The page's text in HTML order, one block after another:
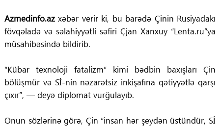
Azmedinfo.azxəbər verir ki, bu barədə Çinin Rusiyadakı
fövqəladə və səlahiyyətli səfiri Çjan Xanxuy “Lenta.ru”ya
müsahibəsində bildirib.
“Kübar texnoloji fatalizm” kimi bədbin baxışları Çin
bölüşmür və Sİ-nin nəzarətsiz inkişafına qətiyyətlə qarşı
çıxır”, — deyə diplomat vurğulayıb.
Onun sözlərinə görə, Çin “insan hər şeydən üstündür, Sİ